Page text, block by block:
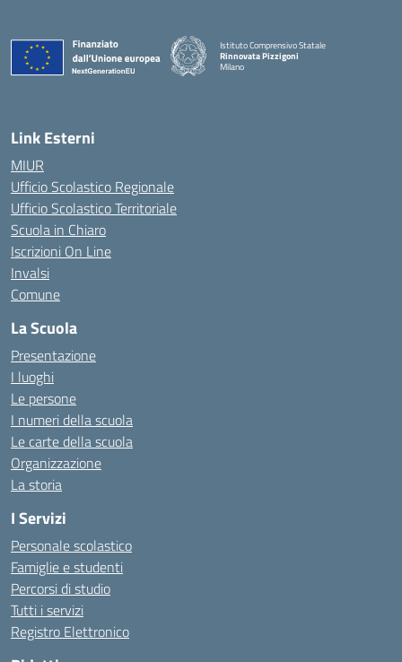
Istituto Comprensivo Statale
Rinnovata Pizzigoni
Milano
Link Esterni
MIUR
Ufficio Scolastico Regionale
Ufficio Scolastico Territoriale
Scuola in Chiaro
Iscrizioni On Line
Invalsi
Comune
La Scuola
Presentazione
I luoghi
Le persone
I numeri della scuola
Le carte della scuola
Organizzazione
La storia
I Servizi
Personale scolastico
Famiglie e studenti
Percorsi di studio
Tutti i servizi
Registro Elettronico